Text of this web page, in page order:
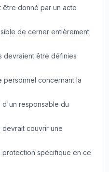
être donné par un acte
de cerner entièrement
devraient être définies
personnel concernant la
d'un responsable du
couvrir une
protection spécifique en ce